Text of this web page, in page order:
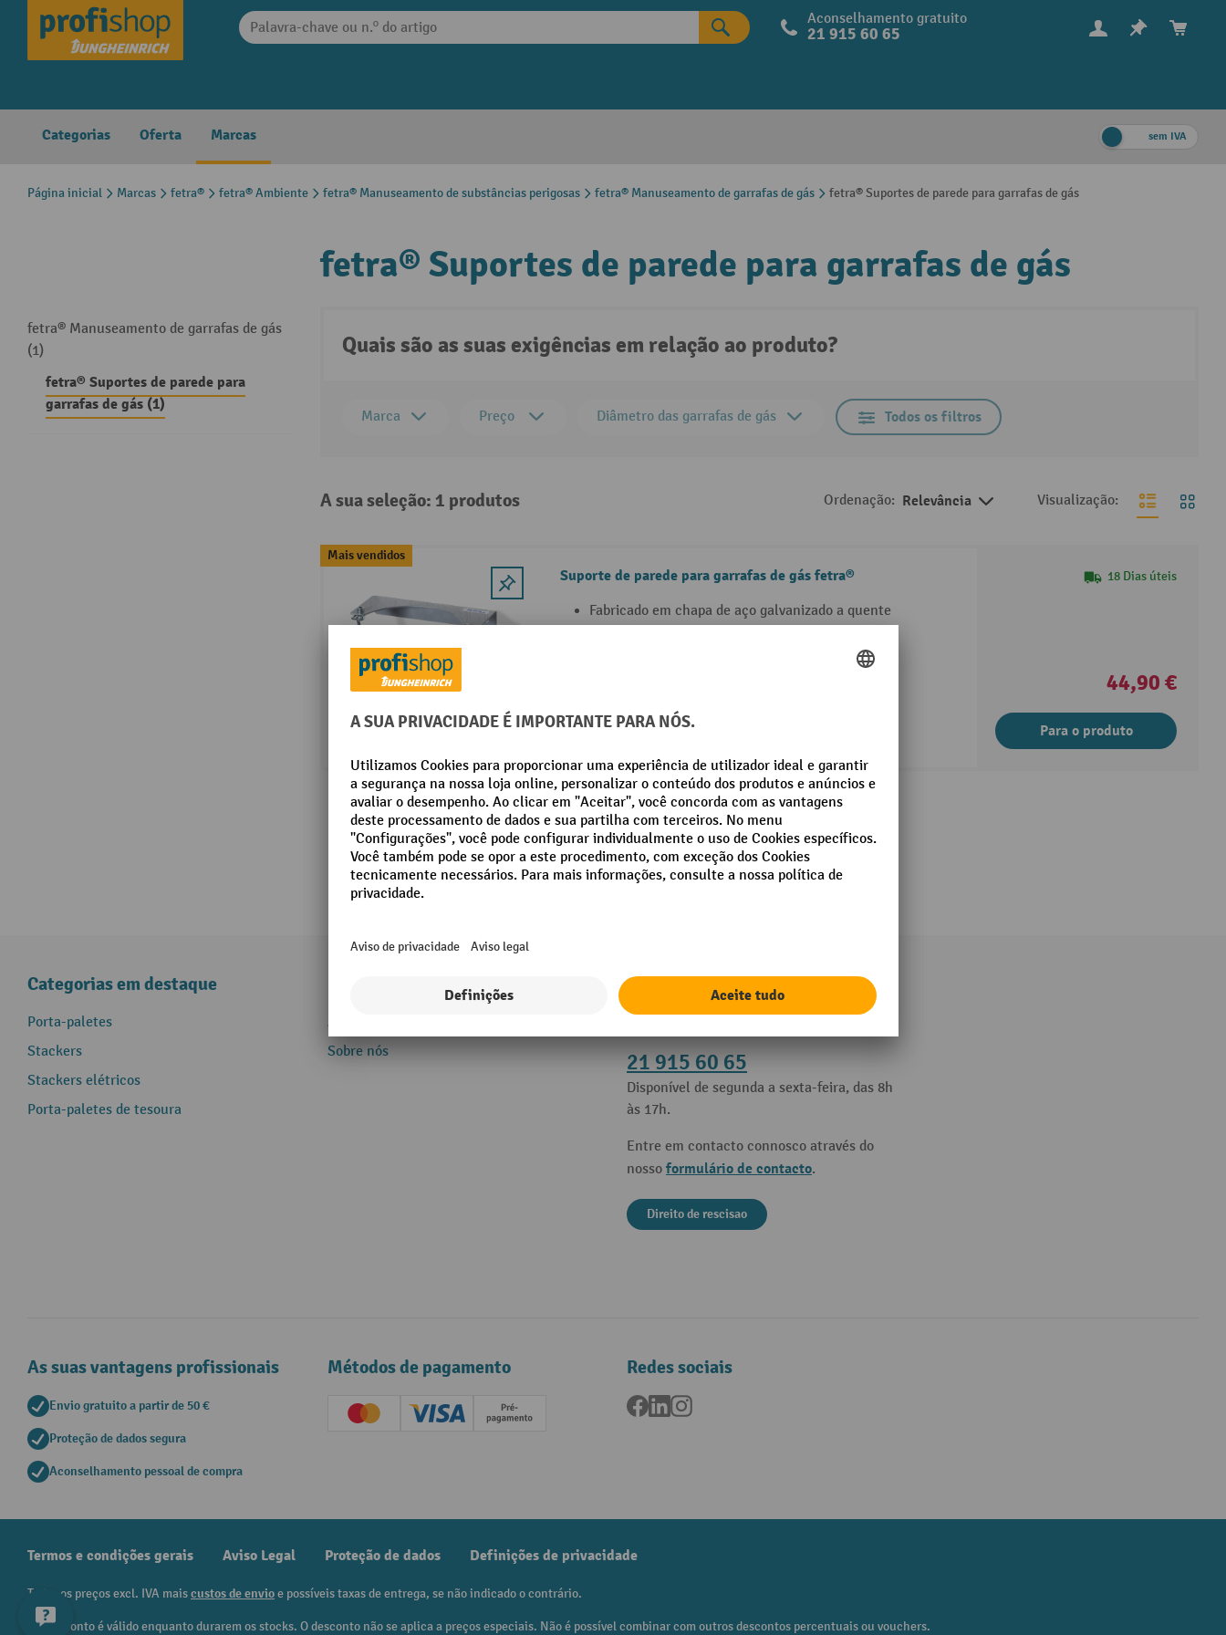
Saltar para a navegação principal Aconselhamento gratuito
21 915 60 65
Categorias Oferta Marcas sem IVA
Página inicial Marcas fetra® fetra® Ambiente fetra® Manuseamento de substâncias perigosas fetra® Manuseamento de garrafas de gás fetra® Suportes de parede para garrafas de gás
fetra® Manuseamento de garrafas de gás
(1)
fetra® Suportes de parede para
garrafas de gás (1)
fetra® Suportes de parede para garrafas de gás
Quais são as suas exigências em relação ao produto?
Marca Preço Diâmetro das garrafas de gás Todos os filtros
A sua seleção: 1 produtos Ordenação: Relevância Visualização:
Mais vendidos
Suporte de parede para garrafas de gás fetra®
Fabricado em chapa de aço galvanizado a quente
18 Dias úteis
44,90 €
Para o produto
Categorias em destaque
Porta-paletes
Stackers
Stackers elétricos
Porta-paletes de tesoura
Assistência e ajuda
Sobre nós
Contacto
21 915 60 65
Disponível de segunda a sexta-feira, das 8h
às 17h.
Entre em contacto connosco através do
nosso formulário de contacto.
Direito de rescisao
As suas vantagens profissionais
Envio gratuito a partir de 50 €
Proteção de dados segura
Aconselhamento pessoal de compra
Métodos de pagamento
Creditcard (Master)Creditcard (Visa)Pré-pagamento
Redes sociais
Facebook
LinkedInInstagram
Termos e condições gerais Aviso Legal Proteção de dados Definições de privacidade
Todos os preços excl. IVA maiscustos de envioe possíveis taxas de entrega, se não indicado o contrário.
¹ O desconto é válido enquanto durarem os stocks. O desconto não se aplica a preços especiais. Não é possível combinar com outros descontos percentuais ou vouchers.